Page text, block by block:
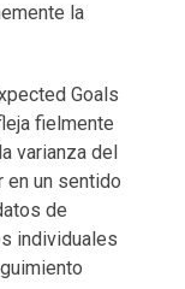
la
Goals
fielmente
varianza del
en un sentido
de
individuales